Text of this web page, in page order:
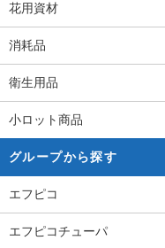
花用資材
消耗品
衛生用品
小ロット商品
グループから探す
エフピコ
エフピコチューパ